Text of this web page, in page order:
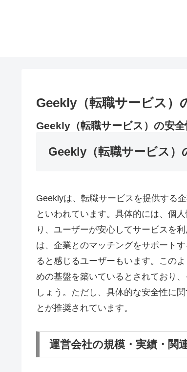
Geekly（転職サービス）
Geekly（転職サービス）の安
Geekly（転職サービス）
Geeklyは、転職サービスを提供する
といわれています。具体的には、個
り、ユーザーが安心してサービスを
は、企業とのマッチングをサポート
ると感じるユーザーもいます。この
めの基盤を築いているとされており
しょう。ただし、具体的な安全性に
とが推奨されています。
運営会社の規模・実績・関